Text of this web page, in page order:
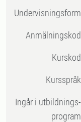
Undervisningsform
Anmälningskod
Kurskod
Kursspråk
Ingår i utbildnings-
program